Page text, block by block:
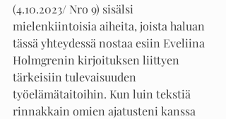
(4.10.2023/ Nro 9) sisälsi
mielenkiintoisia aiheita, joista haluan
tässä yhteydessä nostaa esiin Eveliina
Holmgrenin kirjoituksen liittyen
tärkeisiin tulevaisuuden
työelämätaitoihin. Kun luin tekstiä
rinnakkain omien ajatusteni kanssa